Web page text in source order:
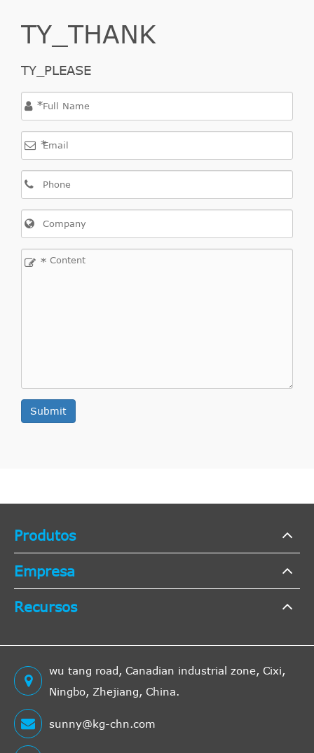
TY_THANK
TY_PLEASE
*
*
*
Submit
Produtos
Empresa
Recursos
wu tang road, Canadian industrial zone, Cixi,
Ningbo, Zhejiang, China.
sunny@kg-chn.com